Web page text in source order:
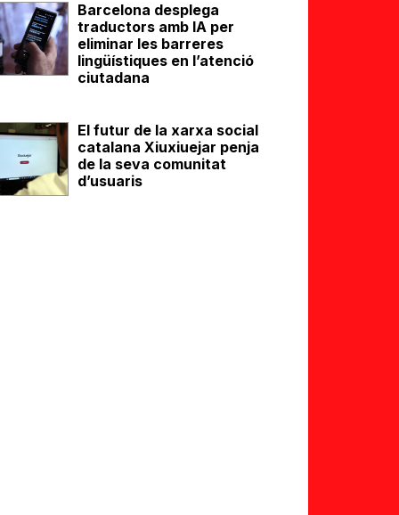
Barcelona desplega
traductors amb IA per
eliminar les barreres
lingüístiques en l’atenció
ciutadana
El futur de la xarxa social
catalana Xiuxiuejar penja
de la seva comunitat
d’usuaris